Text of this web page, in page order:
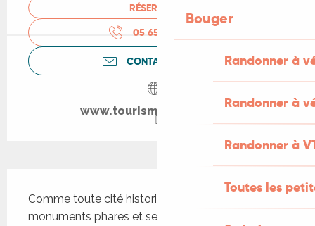
Bouger
Randonner à
Randonner à
Randonner à
Toutes les
RÉSERVER
05 65 34 06
CONTACTEZ-NOUS
www.tourisme-figeac.com
Comme toute cité historique, Figeac possède ses
monuments phares et ses édifices hors du